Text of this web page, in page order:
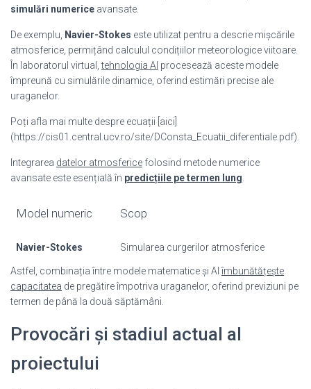
simulări numerice avansate.
De exemplu, Navier-Stokes este utilizat pentru a descrie mișcările
atmosferice, permițând calculul condițiilor meteorologice viitoare.
În laboratorul virtual,tehnologia AI procesează aceste modele
împreună cu simulările dinamice, oferind estimări precise ale
uraganelor.
Poți afla mai multe despre ecuații [aici]
(https://cis01.central.ucv.ro/site/DConsta_Ecuatii_diferentiale.pdf).
Integrarea datelor atmosferice folosind metode numerice
avansate este esențială în predicțiile pe termen lung
Model numeric Scop
Navier-Stokes Simularea curgerilor atmosferice
Astfel, combinația între modele matematice și AI îmbunătățește
capacitatea de pregătire împotriva uraganelor, oferind previziuni pe
termen de până la două săptămâni.
Provocări și stadiul actual al
proiectului